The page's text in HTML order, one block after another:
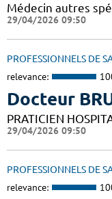
Médecin autres
29/04/2026 09:50
PROFESSIONNELS DE
relevance:
Docteur
PRATICIEN
29/04/2026 09:50
PROFESSIONNELS DE
relevance: